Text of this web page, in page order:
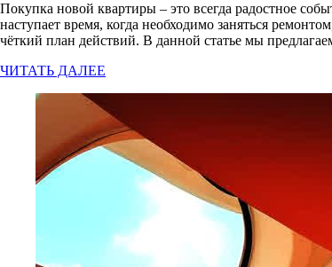
Покупка новой квартиры – это всегда радостное
наступает время, когда необходимо заняться
чёткий план действий. В данной статье мы
ЧИТАТЬ ДАЛЕЕ